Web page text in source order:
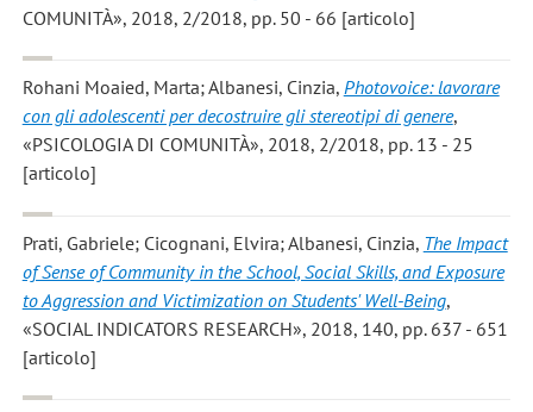
COMUNITÀ», 2018, 2/2018, pp. 50 - 66 [articolo]
Rohani Moaied, Marta; Albanesi, Cinzia, Photovoice: lavorare
con gli adolescenti per decostruire gli stereotipi di genere,
«PSICOLOGIA DI COMUNITÀ», 2018, 2/2018, pp. 13 - 25
[articolo]
Prati, Gabriele; Cicognani, Elvira; Albanesi, Cinzia, The Impact
of Sense of Community in the School, Social Skills, and Exposure
to Aggression and Victimization on Students' Well-Being,
«SOCIAL INDICATORS RESEARCH», 2018, 140, pp. 637 - 651
[articolo]